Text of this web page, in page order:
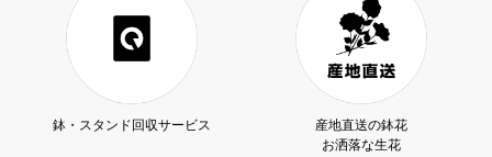
鉢・スタンド回収サービス
産地直送の鉢花
お洒落な生花